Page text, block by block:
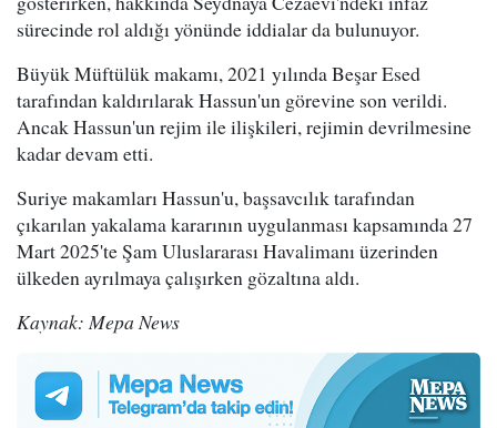
sürecinde rol aldığı yönünde iddialar da bulunuyor.
Büyük Müftülük makamı, 2021 yılında Beşar Esed
tarafından kaldırılarak Hassun'un görevine son verildi.
Ancak Hassun'un rejim ile ilişkileri, rejimin devrilmesine
kadar devam etti.
Suriye makamları Hassun'u, başsavcılık tarafından
çıkarılan yakalama kararının uygulanması kapsamında 27
Mart 2025'te Şam Uluslararası Havalimanı üzerinden
ülkeden ayrılmaya çalışırken gözaltına aldı.
Kaynak: Mepa News